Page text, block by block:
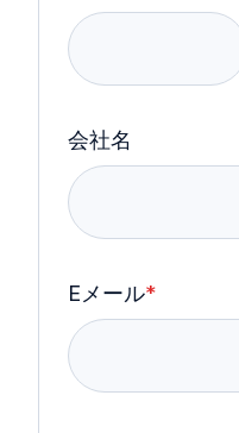
会社名
Eメール*